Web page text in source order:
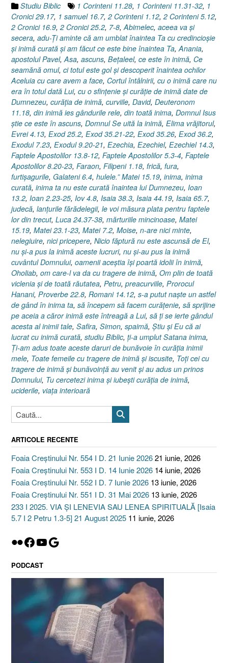
Studiu Biblic 1 Corinteni 11.28, 1 Corinteni 11.31-32, 1
Cronici 29.17, 1 samuel 16.7, 2 Corinteni 1.12, 2 Corinteni 5.12,
2 Cronici 16.9, 2 Cronici 25.2, 7-8,Abimelec, aceea va şi
secera, adu-Ţi aminte că am umblat înaintea Ta cu credincioşie
şi inimă curată şi am făcut ce este bine înaintea Ta,Anania,
apostolul Pavel,Asa, ascuns, Beţaleel, ce este în inimă, Ce
seamănă omul, ci totul este gol şi descoperit înaintea ochilor
Aceluia cu care avem a face, Cortul întâlnirii, cu o inimă care nu
era în totul dată Lui, cu o sfinţenie şi curăţie de inimă date de
Dumnezeu, curăţia de inimă, curviile, David, Deuteronom
11.18, din inimă ies gândurile rele, din toată inima, Domnul Isus
ştie ce este în ascuns, Domnul Se uită la inimă, Elima vrăjitorul,
Evrei 4.13, Exod 25.2, Exod 35.21-22, Exod 35.26, Exod 36.2,
Exodul 7.23, Exodul 9.20-21, Ezechia, Ezechiel, Ezechiel 14.3,
Faptele Apostolilor 13.8-12, Faptele Apostolilor 5.3-4, Faptele
Apostolilor 8.20-23, Faraon, Filipeni 1.18, frică, fura,
furtişagurile, Galateni 6.4, hulele.” Matei 15.19, inima, inima
curată, inima ta nu este curată înaintea lui Dumnezeu, Ioan
13.2, Ioan 2.23-25, Iov 4.8, Isaia 38.3, Isaia 44.19, Isaia 65.7,
judecă, lanţurile fărădelegii, le voi măsura plata pentru faptele
lor din trecut, Luca 24.37-38, mărturiile mincinoase, Matei
15.19, Matei 23.1-23, Matei 7.2, Moise, n-are nici minte,
nelegiuire, nici pricepere, Nicio făptură nu este ascunsă de El,
nu şi-a pus la inimă aceste lucruri, nu şi-au pus la inimă
cuvântul Domnului, oamenii aceştia îşi poartă idolii în inimă,
Oholiab, om care-l va da cu tragere de inimă, Om plin de toată
viclenia şi de toată răutatea, Petru, preacurviile, Prorocul
Hanani, Proverbe 22.8, Romani 14.12, s-a putut naşte un astfel
de gând în inima ta, să începem să facem curăţenie, să sprijine
pe aceia a căror inimă este întreagă a Lui, să ţi se ierte gândul
acesta al inimii tale, Safira, Simon, spaimă, Ştiu şi Eu că ai
lucrat cu inimă curată, studiu Biblic, ţi-a umplut Satana inima,
Ţi-am adus toate aceste daruri de bunăvoie în curăţia inimii
mele, Toate femeile cu tragere de inimă şi iscusite, Toţi cei cu
tragere de inimă şi bunăvoinţă au venit şi au adus un prinos
Domnului, Tu cercetezi inima şi iubeşti curăţia de inimă,
uciderile, viaţa interioară
ARTICOLE RECENTE
Foaia Creștinului Nr. 554 I D. 21 Iunie 202621 iunie, 2026
Foaia Creștinului Nr. 553 I D. 14 Iunie 2026 14 iunie, 2026
Foaia Creștinului Nr. 552 I D. 7 Iunie 2026 13 iunie, 2026
Foaia Creștinului Nr. 551 I D. 31 Mai 2026 13 iunie, 2026
233 I 2025. VIA ȘI LENEVIA SAU LENEA SPIRITUALĂ [Isaia
5.7 I 2 Petru 1.3-5] 21 August 2025 11 iunie, 2026
Flickr
Facebook
YouTube
Google
PODCAST